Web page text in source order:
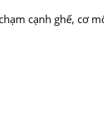
cạnh ghế, cơ